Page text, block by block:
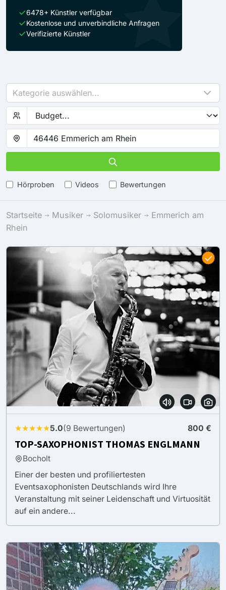
6478+ Künstler verfügbar
Kostenlose und unverbindliche Anfragen
Verifizierte Künstler
Kategorie auswählen...
Hörproben Videos Bewertungen
Startseite Musiker Solomusiker
Emmerich am
Rhein
★★★★★5.0(9 Bewertungen) 800 €
TOP-SAXOPHONIST THOMAS ENGLMANN
Bocholt
Einer der besten und profiliertesten
Eventsaxophonisten Deutschlands wird Ihre
Veranstaltung mit seiner Leidenschaft und Virtuosität
auf ein andere...